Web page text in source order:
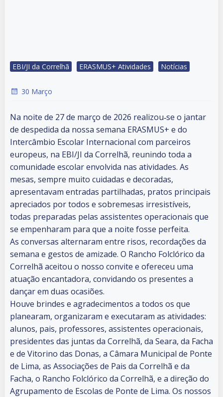
EBI/JI da Correlhã ERASMUS+ Atividades Notícias
30 Março
Na noite de 27 de março de 2026 realizou‑se o jantar
de despedida da nossa semana ERASMUS+ e do
Intercâmbio Escolar Internacional com parceiros
europeus, na EBI/JI da Correlhã, reunindo toda a
comunidade escolar envolvida nas atividades. As
mesas, sempre muito cuidadas e decoradas,
apresentavam entradas partilhadas, pratos principais
apreciados por todos e sobremesas irresistíveis,
todas preparadas pelas assistentes operacionais que
se empenharam para que a noite fosse perfeita.
As conversas alternaram entre risos, recordações da
semana e gestos de amizade. O Rancho Folclórico da
Correlhã aceitou o nosso convite e ofereceu uma
atuação encantadora, convidando os presentes a
dançar em duas ocasiões.
Houve brindes e agradecimentos a todos os que
planearam, organizaram e executaram as atividades:
alunos, pais, professores, assistentes operacionais,
presidentes das juntas da Correlhã, da Seara, da Facha
e de Vitorino das Donas, a Câmara Municipal de Ponte
de Lima, as Associações de Pais da Correlhã e da
Facha, o Rancho Folclórico da Correlhã, e a direção do
Agrupamento de Escolas de Ponte de Lima. Os nossos